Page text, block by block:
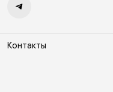
Контакты